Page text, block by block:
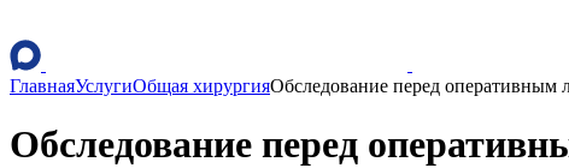
ГлавнаяУслугиОбщая хирургияОбследование перед оперативным
Обследование перед